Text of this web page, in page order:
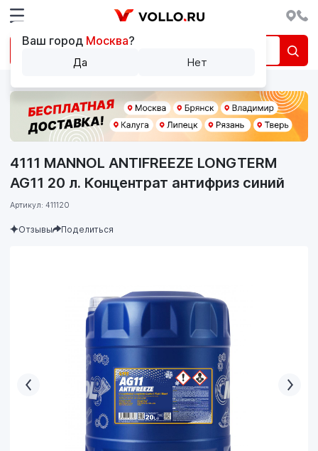
4111 MANNOL ANTIFREEZE LONGTERM
AG11 20 л. Концентрат антифриз синий
Артикул: 411120
Отзывы Поделиться
Ваш город Москва?
Да Нет